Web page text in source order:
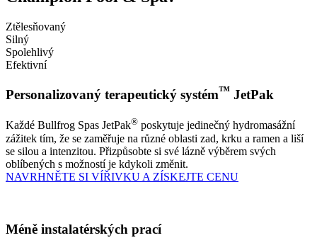
Ztělesňovaný
Silný
Spolehlivý
Efektivní
Personalizovaný terapeutický systém™ JetPak
Každé Bullfrog Spas JetPak® poskytuje jedinečný hydromasážní
zážitek tím, že se zaměřuje na různé oblasti zad, krku a ramen a liší
se silou a intenzitou. Přizpůsobte si své lázně výběrem svých
oblíbených s možností je kdykoli změnit.
NAVRHNĚTE SI VÍŘIVKU A ZÍSKEJTE CENU
Méně instalatérských prací